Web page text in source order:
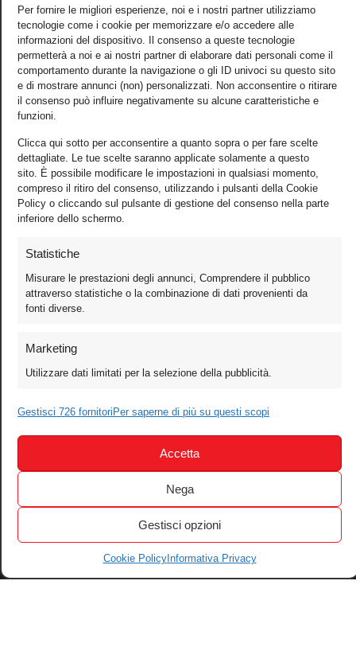
Per fornire le migliori esperienze, noi e i nostri partner utilizziamo
tecnologie come i cookie per memorizzare e/o accedere alle
informazioni del dispositivo. Il consenso a queste tecnologie
permetterà a noi e ai nostri partner di elaborare dati personali come il
comportamento durante la navigazione o gli ID univoci su questo sito
e di mostrare annunci (non) personalizzati. Non acconsentire o ritirare
il consenso può influire negativamente su alcune caratteristiche e
funzioni.
Clicca qui sotto per acconsentire a quanto sopra o per fare scelte
dettagliate. Le tue scelte saranno applicate solamente a questo
sito. È possibile modificare le impostazioni in qualsiasi momento,
compreso il ritiro del consenso, utilizzando i pulsanti della Cookie
Policy o cliccando sul pulsante di gestione del consenso nella parte
inferiore dello schermo.
Statistiche
Misurare le prestazioni degli annunci, Comprendere il pubblico
attraverso statistiche o la combinazione di dati provenienti da
fonti diverse.
Marketing
Utilizzare dati limitati per la selezione della pubblicità.
Gestisci 726 fornitori Per saperne di più su questi scopi
Accetta
Nega
Gestisci opzioni
Cookie PolicyInformativa Privacy
Foto
Video
Cinema